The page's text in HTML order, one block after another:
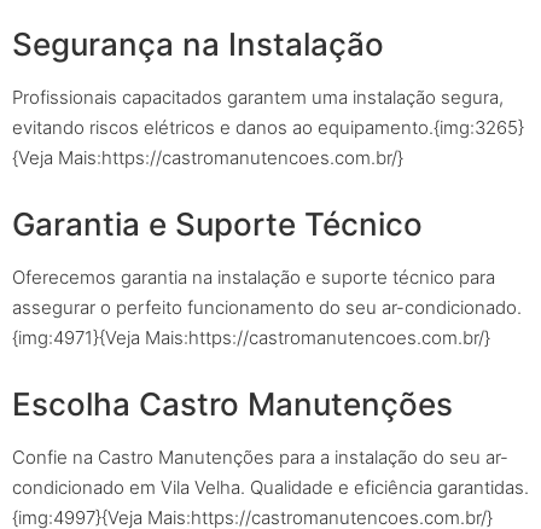
Segurança na Instalação
Profissionais capacitados garantem uma instalação segura,
evitando riscos elétricos e danos ao equipamento.{img:3265}
{Veja Mais:https://castromanutencoes.com.br/}
Garantia e Suporte Técnico
Oferecemos garantia na instalação e suporte técnico para
assegurar o perfeito funcionamento do seu ar-condicionado.
{img:4971}{Veja Mais:https://castromanutencoes.com.br/}
Escolha Castro Manutenções
Confie na Castro Manutenções para a instalação do seu ar-
condicionado em Vila Velha. Qualidade e eficiência garantidas.
{img:4997}{Veja Mais:https://castromanutencoes.com.br/}